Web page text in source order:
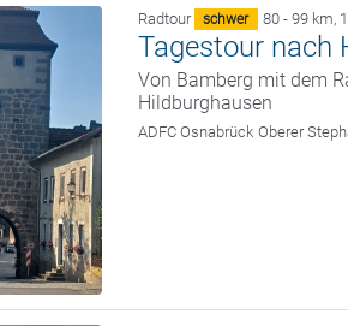
Radtour schwer 80 - 99 km,
Tagestour nach
Von Bamberg mit dem
Hildburghausen
ADFC Osnabrück Oberer